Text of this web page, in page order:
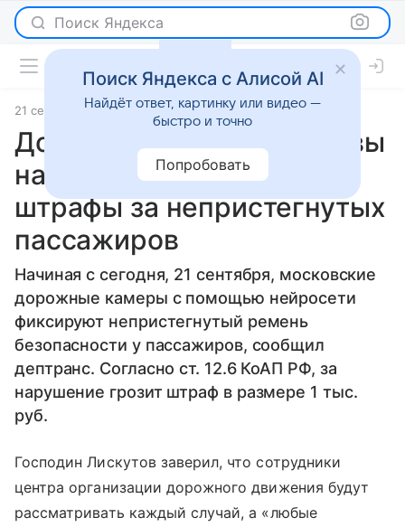
Поиск Яндекса
21 сентября 2023 источник:Коммерсантъ Новости
Дорожные камеры Москвы
начали выписывать
штрафы за непристегнутых
пассажиров
Начиная с сегодня, 21 сентября, московские
дорожные камеры с помощью нейросети
фиксируют непристегнутый ремень
безопасности у пассажиров, сообщил
дептранс. Согласно ст. 12.6 КоАП РФ, за
нарушение грозит штраф в размере 1 тыс.
руб.
Господин Лискутов заверил, что сотрудники
центра организации дорожного движения будут
рассматривать каждый случай, а «любые
Поиск Яндекса с Алисой AI
Найдёт ответ, картинку или видео —
быстро и точно
Попробовать